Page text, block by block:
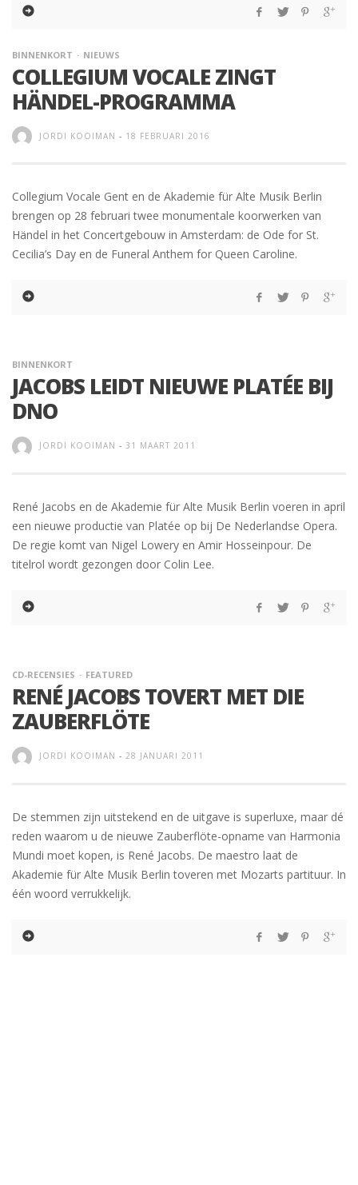
BINNENKORT NIEUWS
COLLEGIUM VOCALE ZINGT
HÄNDEL-PROGRAMMA
JORDI KOOIMAN - 18 FEBRUARI 2016
Collegium Vocale Gent en de Akademie für Alte Musik Berlin
brengen op 28 februari twee monumentale koorwerken van
Händel in het Concertgebouw in Amsterdam: de Ode for St.
Cecilia’s Day en de Funeral Anthem for Queen Caroline.
BINNENKORT
JACOBS LEIDT NIEUWE PLATÉE BIJ
DNO
JORDI KOOIMAN - 31 MAART 2011
René Jacobs en de Akademie für Alte Musik Berlin voeren in april
een nieuwe productie van Platée op bij De Nederlandse Opera.
De regie komt van Nigel Lowery en Amir Hosseinpour. De
titelrol wordt gezongen door Colin Lee.
CD-RECENSIES FEATURED
RENÉ JACOBS TOVERT MET DIE
ZAUBERFLÖTE
JORDI KOOIMAN - 28 JANUARI 2011
De stemmen zijn uitstekend en de uitgave is superluxe, maar dé
reden waarom u de nieuwe Zauberflöte-opname van Harmonia
Mundi moet kopen, is René Jacobs. De maestro laat de
Akademie für Alte Musik Berlin toveren met Mozarts partituur. In
één woord verrukkelijk.